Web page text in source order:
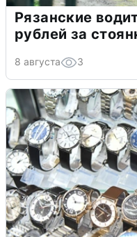
Рязанские
рублей за
8 августа 3